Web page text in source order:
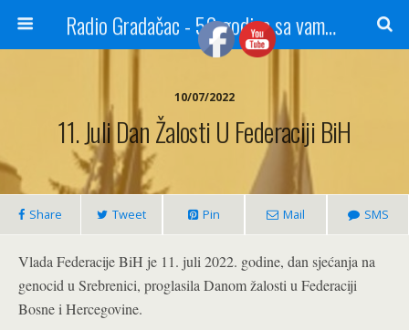
Radio Gradačac - 56 godina sa vama...
10/07/2022
11. Juli Dan Žalosti U Federaciji BiH
Share Tweet Pin Mail SMS
Vlada Federacije BiH je 11. juli 2022. godine, dan sjećanja na
genocid u Srebrenici, proglasila Danom žalosti u Federaciji
Bosne i Hercegovine.